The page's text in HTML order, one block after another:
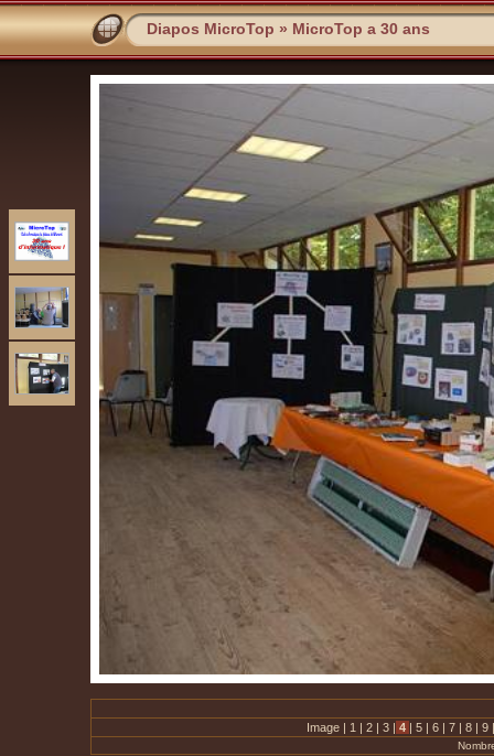
Diapos MicroTop » MicroTop a 30 ans
Image | 1 | 2 | 3 | 4 | 5 | 6 | 7 | 8 | 9 |